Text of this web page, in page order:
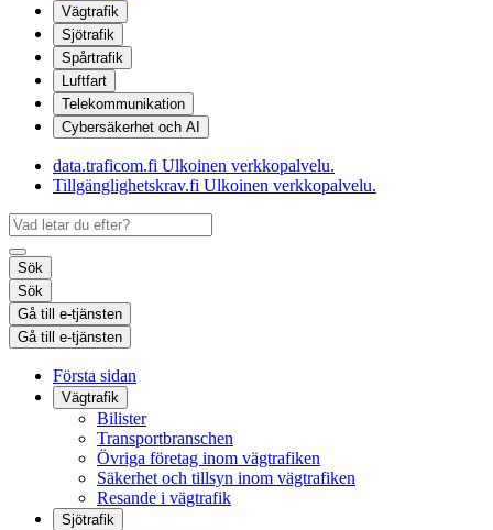
Vägtrafik
Sjötrafik
Spårtrafik
Luftfart
Telekommunikation
Cybersäkerhet och AI
data.traficom.fi Ulkoinen verkkopalvelu.
Tillgänglighetskrav.fi Ulkoinen verkkopalvelu.
Sök
Sök
Gå till e-tjänsten
Gå till e-tjänsten
Första sidan
Vägtrafik
Bilister
Transportbranschen
Övriga företag inom vägtrafiken
Säkerhet och tillsyn inom vägtrafiken
Resande i vägtrafik
Sjötrafik